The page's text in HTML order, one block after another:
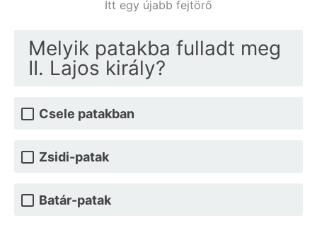
Itt egy újabb fejtörő
Melyik patakba fulladt meg
II. Lajos király?
Csele patakban
Zsidi-patak
Batár-patak